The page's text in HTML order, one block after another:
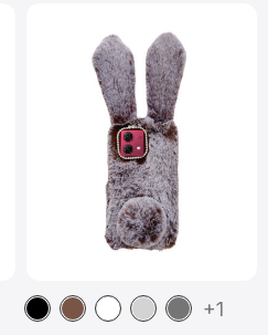
NoirMarron
BlancGrisGris +1